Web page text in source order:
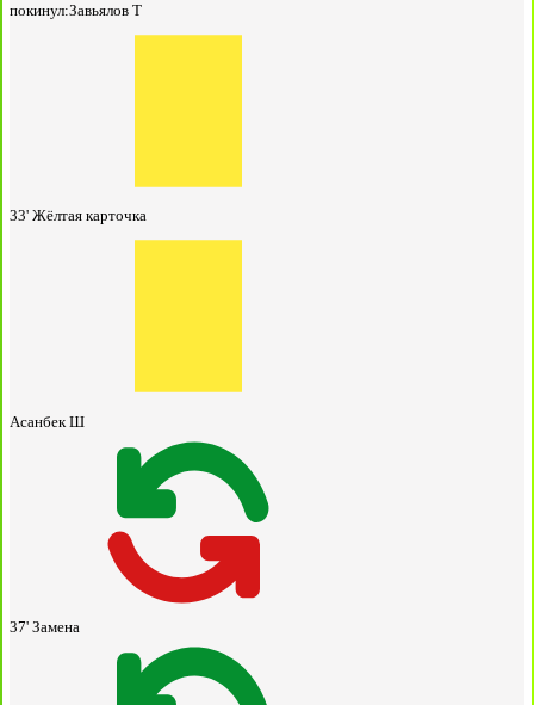
покинул:Завьялов Т
33' Жёлтая карточка
Асанбек Ш
37' Замена